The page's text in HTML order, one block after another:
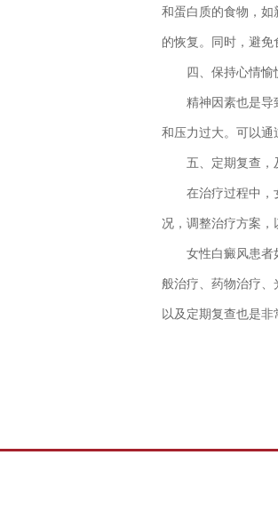
和蛋白质的食物，
的恢复。同时，避免
四、保持心情愉
精神因素也是导致
和压力过大。可以通
五、定期复查，
在治疗过程中，女
况，调整治疗方案，
女性白癜风患者
般治疗、药物治疗
以及定期复查也是